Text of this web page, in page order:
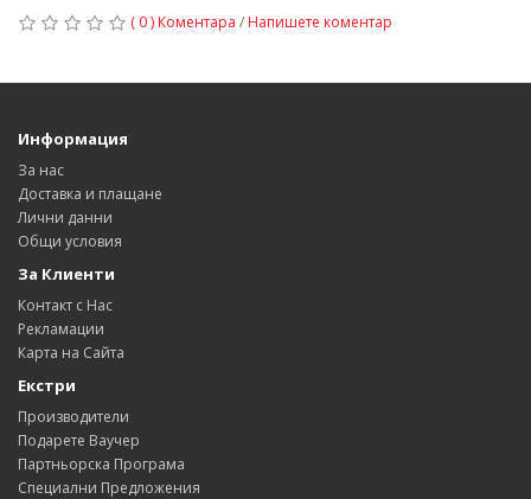
( 0 ) Коментара / Напишете коментар
Информация
За нас
Доставка и плащане
Лични данни
Общи условия
За Клиенти
Контакт с Нас
Рекламации
Карта на Сайта
Екстри
Производители
Подарете Ваучер
Партньорска Програма
Специални Предложения